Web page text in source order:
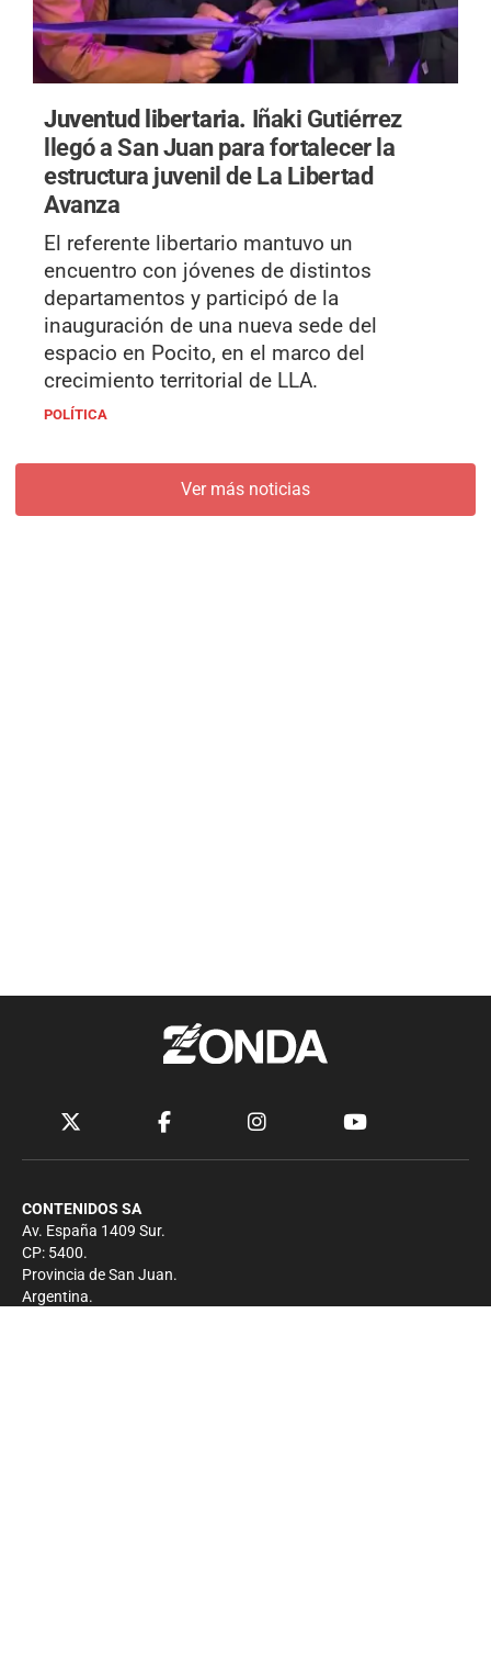
Juventud libertaria. Iñaki Gutiérrez
llegó a San Juan para fortalecer la
estructura juvenil de La Libertad
Avanza
El referente libertario mantuvo un
encuentro con jóvenes de distintos
departamentos y participó de la
inauguración de una nueva sede del
espacio en Pocito, en el marco del
crecimiento territorial de LLA.
POLÍTICA
Ver más noticias
CONTENIDOS SA
Av. España 1409 Sur.
CP: 5400.
Provincia de San Juan.
Argentina.